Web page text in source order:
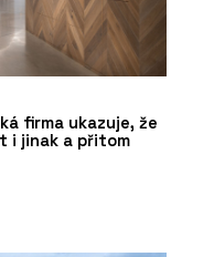
firma ukazuje, že
i jinak a přitom